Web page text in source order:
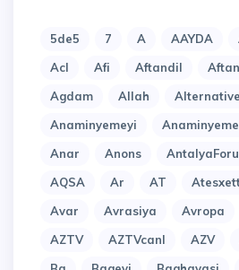
5de5 7 A AAYDA
Acl
Afi Aftandil
Agdam
Allah
Anaminyemeyi
Anar
Anons
AQSA
Ar AT
Avar
Avrasiya Avropa
AZTV
AZTVcanl AZV